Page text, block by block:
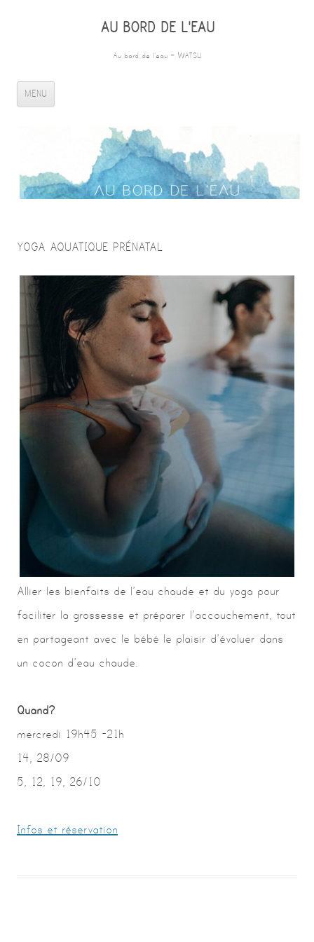
AU BORD DE L'EAU
Au bord de l'eau – WATSU
MENU
YOGA AQUATIQUE PRÉNATAL
Allier les bienfaits de l’eau chaude et du yoga pour
faciliter la grossesse et préparer l’accouchement, tout
en partageant avec le bébé le plaisir d’évoluer dans
un cocon d’eau chaude.
Quand ?
mercredi 19h45 -21h
14, 28/09
5, 12, 19, 26/10
Infos et réservation